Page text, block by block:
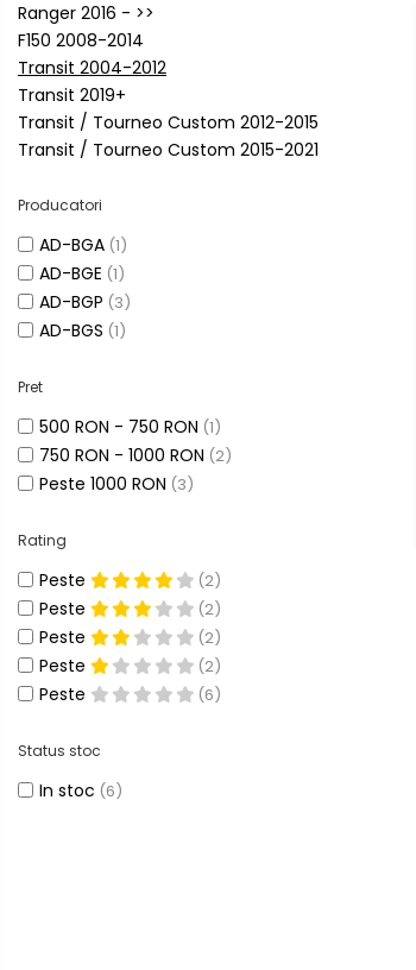
Mitsubishi
Land Rover
Mazda
Honda
Citroen
Isuzu
Subaru
Smart
Fiat
Jeep
Volvo
Iveco
Porsche
Ranger 2016 - >>
F150 2008-2014
Transit 2004-2012
Transit 2019+
Transit / Tourneo Custom 2012-2015
Transit / Tourneo Custom 2015-2021
Producatori
AD-BGA (1)
AD-BGE (1)
AD-BGP (3)
AD-BGS (1)
Pret
500 RON - 750 RON (1)
750 RON - 1000 RON (2)
Peste 1000 RON (3)
Rating
Peste (2)
Peste (2)
Peste (2)
Peste (2)
Peste (6)
Status stoc
In stoc (6)